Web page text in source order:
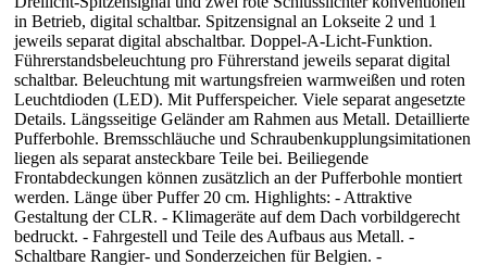
in Betrieb, digital schaltbar. Spitzensignal an Lokseite 2 und 1
jeweils separat digital abschaltbar. Doppel-A-Licht-Funktion.
Führerstandsbeleuchtung pro Führerstand jeweils separat digital
schaltbar. Beleuchtung mit wartungsfreien warmweißen und roten
Leuchtdioden (LED). Mit Pufferspeicher. Viele separat angesetzte
Details. Längsseitige Geländer am Rahmen aus Metall. Detaillierte
Pufferbohle. Bremsschläuche und Schraubenkupplungsimitationen
liegen als separat ansteckbare Teile bei. Beiliegende
Frontabdeckungen können zusätzlich an der Pufferbohle montiert
werden. Länge über Puffer 20 cm. Highlights: - Attraktive
Gestaltung der CLR. - Klimageräte auf dem Dach vorbildgerecht
bedruckt. - Fahrgestell und Teile des Aufbaus aus Metall. -
Schaltbare Rangier- und Sonderzeichen für Belgien. -